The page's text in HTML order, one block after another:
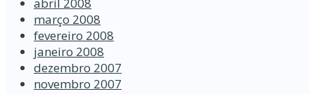
março 2008
fevereiro 2008
janeiro 2008
dezembro 2007
novembro 2007